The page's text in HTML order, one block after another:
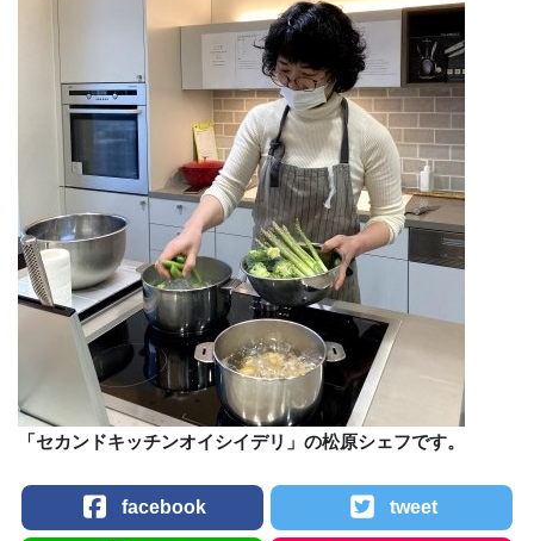
「セカンドキッチンオイシイデリ」の松原シェフです。
facebook tweet